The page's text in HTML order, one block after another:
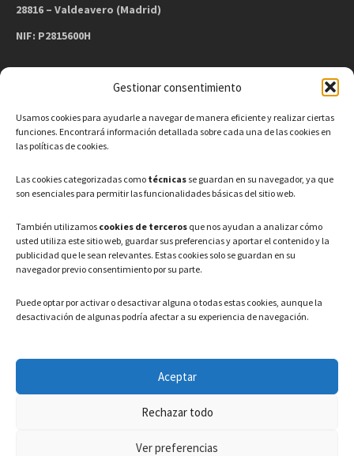
Gestionar consentimiento
Usamos cookies para ayudarle a navegar de manera eficiente y realizar ciertas
funciones. Encontrará información detallada sobre cada una de las cookies en
las políticas de cookies.
Las cookies categorizadas como técnicas se guardan en su navegador, ya que
son esenciales para permitir las funcionalidades básicas del sitio web.
También utilizamos cookies de terceros que nos ayudan a analizar cómo
usted utiliza este sitio web, guardar sus preferencias y aportar el contenido y la
publicidad que le sean relevantes. Estas cookies solo se guardan en su
navegador previo consentimiento por su parte.
Puede optar por activar o desactivar alguna o todas estas cookies, aunque la
desactivación de algunas podría afectar a su experiencia de navegación.
Aceptar
Rechazar todo
Ver preferencias
28816 – Valdeavero (Madrid)
NIF: P2815600H
Teléfono: 91 886 44 62
Correo Electrónico:
HORARIO
Lunes a Viernes: 08:00h – 15:00h
LEGAL
Política de privacidad–Aviso Legal–Política de cookies
Registro de actividades de Tratamiento